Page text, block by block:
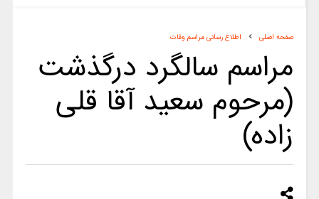
صفحه اصلی اطلاع رسانی مراسم وفات
مراسم سالگرد درگذشت
(مرحوم سعید آقا قلی
زاده)